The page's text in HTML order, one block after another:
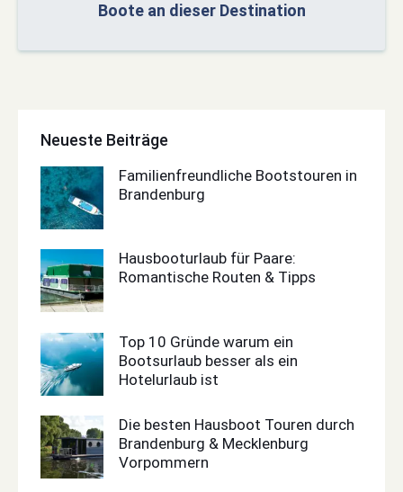
Boote an dieser Destination
Neueste Beiträge
Familienfreundliche Bootstouren in
Brandenburg
Hausbooturlaub für Paare:
Romantische Routen & Tipps
Top 10 Gründe warum ein
Bootsurlaub besser als ein
Hotelurlaub ist
Die besten Hausboot Touren durch
Brandenburg & Mecklenburg
Vorpommern